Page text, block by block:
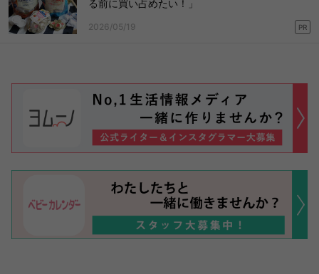
る前に買い占めたい！」
2026/05/19 PR